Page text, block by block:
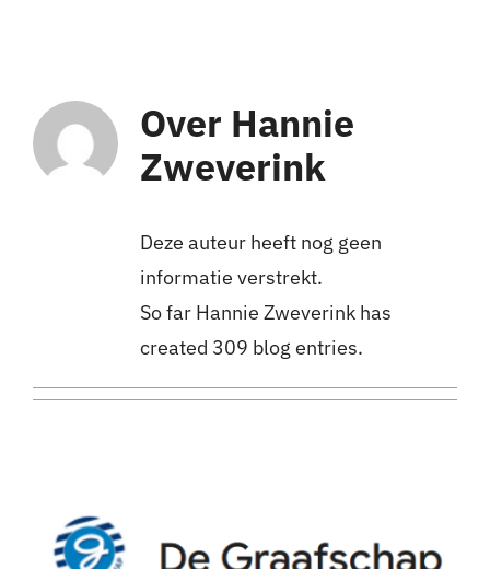
Sponsoren
Contact
Over Hannie
Zweverink
Deze auteur heeft nog geen
informatie verstrekt.
So far Hannie Zweverink has
created 309 blog entries.